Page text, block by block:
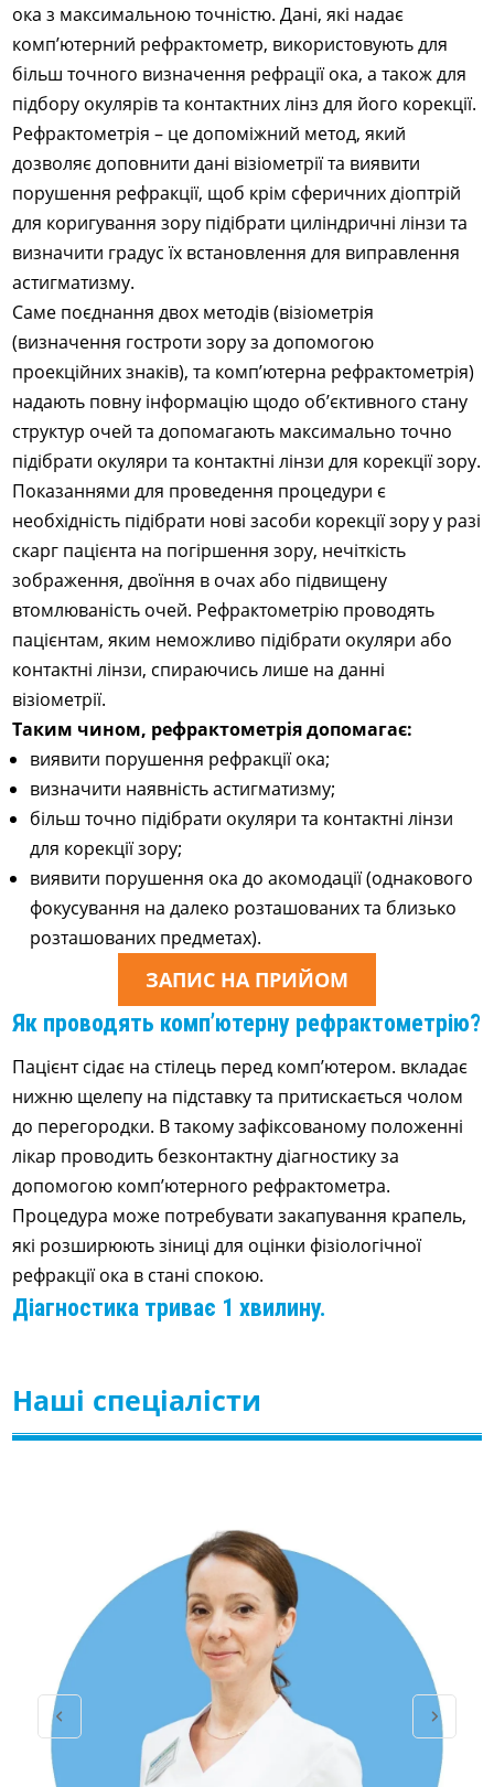
ока з максимальною точністю. Дані, які надає
комп’ютерний рефрактометр, використовують для
більш точного визначення рефрації ока, а також для
підбору окулярів та контактних лінз для його корекції.
Рефрактометрія – це допоміжний метод, який
дозволяє доповнити дані візіометрії та виявити
порушення рефракції, щоб крім сферичних діоптрій
для коригування зору підібрати циліндричні лінзи та
визначити градус їх встановлення для виправлення
астигматизму.
Саме поєднання двох методів (візіометрія
(визначення гостроти зору за допомогою
проекційних знаків), та комп’ютерна рефрактометрія)
надають повну інформацію щодо об’єктивного стану
структур очей та допомагають максимально точно
підібрати окуляри та контактні лінзи для корекції зору.
Показаннями для проведення процедури є
необхідність підібрати нові засоби корекції зору у разі
скарг пацієнта на погіршення зору, нечіткість
зображення, двоїння в очах або підвищену
втомлюваність очей. Рефрактометрію проводять
пацієнтам, яким неможливо підібрати окуляри або
контактні лінзи, спираючись лише на данні
візіометрії.
Таким чином, рефрактометрія допомагає:
виявити порушення рефракції ока;
визначити наявність астигматизму;
більш точно підібрати окуляри та контактні лінзи
для корекції зору;
виявити порушення ока до акомодації (однакового
фокусування на далеко розташованих та близько
розташованих предметах).
ЗАПИС НА ПРИЙОМ
Як проводять комп’ютерну рефрактометрію?
Пацієнт сідає на стілець перед комп’ютером. вкладає
нижню щелепу на підставку та притискається чолом
до перегородки. В такому зафіксованому положенні
лікар проводить безконтактну діагностику за
допомогою комп’ютерного рефрактометра.
Процедура може потребувати закапування крапель,
які розширюють зіниці для оцінки фізіологічної
рефракції ока в стані спокою.
Діагностика триває 1 хвилину.
Наші спеціалісти